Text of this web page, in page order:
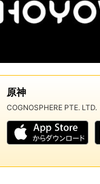
原神
COGNOSPHERE PTE. LTD.